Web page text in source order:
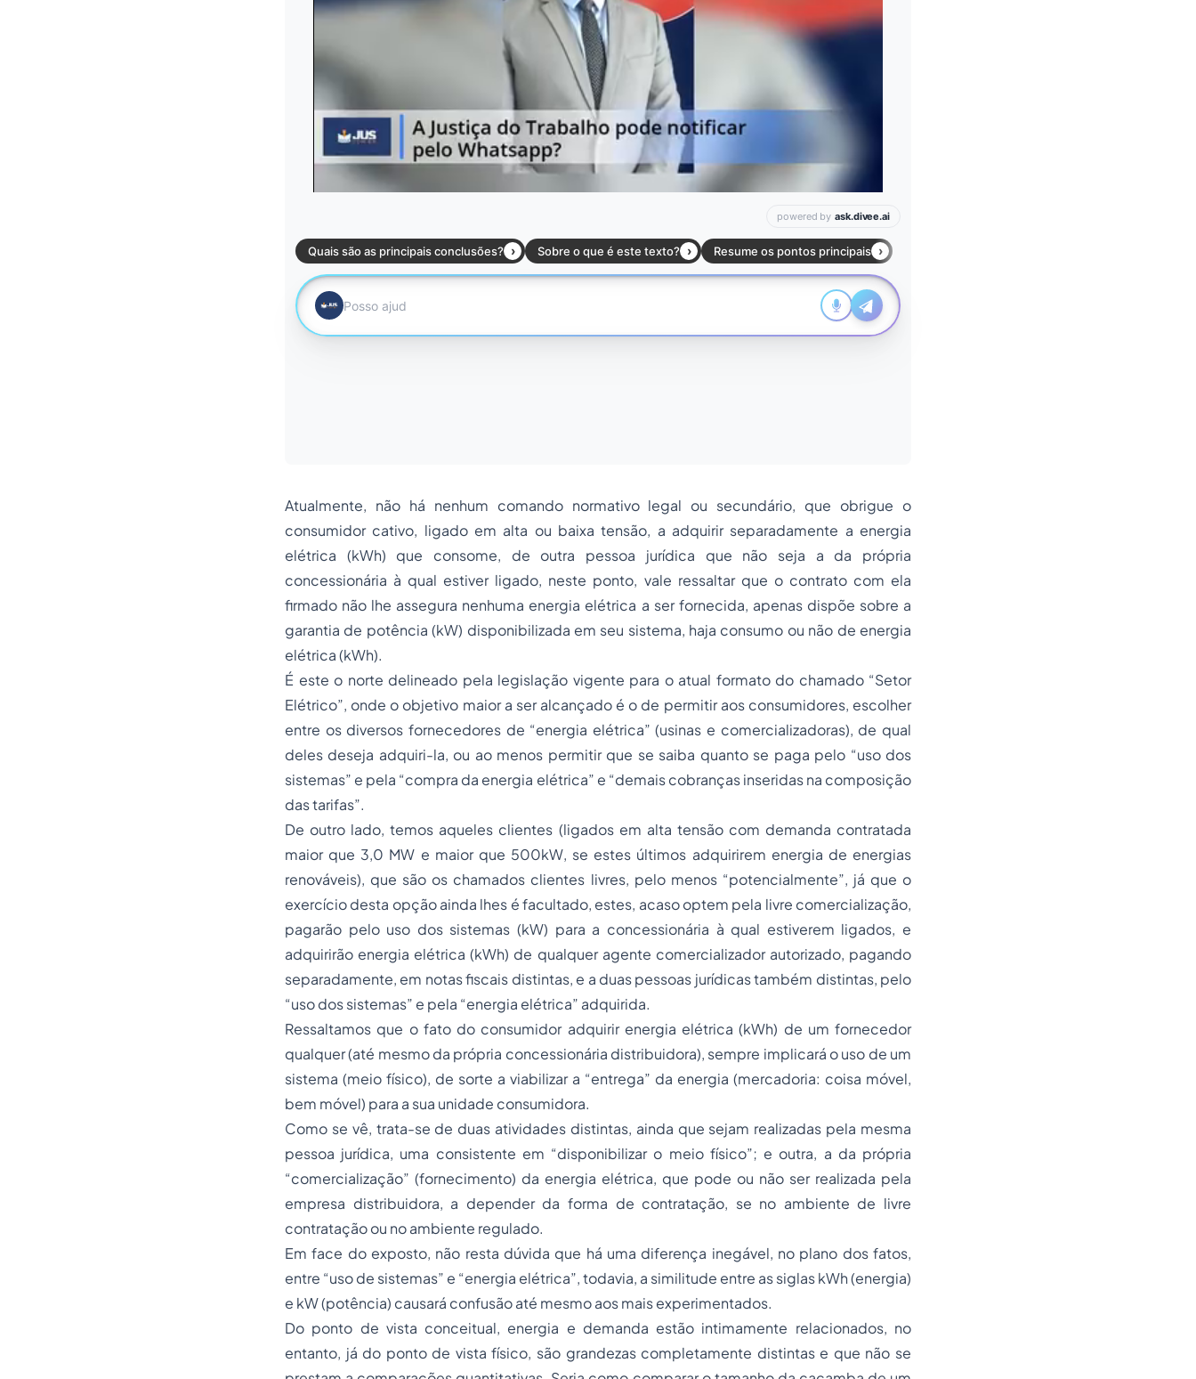
Atualmente, não há nenhum comando normativo legal ou secundário, que obrigue o
consumidor cativo, ligado em alta ou baixa tensão, a adquirir separadamente a energia
elétrica (kWh) que consome, de outra pessoa jurídica que não seja a da própria
concessionária à qual estiver ligado, neste ponto, vale ressaltar que o contrato com ela
firmado não lhe assegura nenhuma energia elétrica a ser fornecida, apenas dispõe sobre a
garantia de potência (kW) disponibilizada em seu sistema, haja consumo ou não de energia
elétrica (kWh).
É este o norte delineado pela legislação vigente para o atual formato do chamado “Setor
Elétrico”, onde o objetivo maior a ser alcançado é o de permitir aos consumidores, escolher
entre os diversos fornecedores de “energia elétrica” (usinas e comercializadoras), de qual
deles deseja adquiri-la, ou ao menos permitir que se saiba quanto se paga pelo “uso dos
sistemas” e pela “compra da energia elétrica” e “demais cobranças inseridas na composição
das tarifas”.
De outro lado, temos aqueles clientes (ligados em alta tensão com demanda contratada
maior que 3,0 MW e maior que 500kW, se estes últimos adquirirem energia de energias
renováveis), que são os chamados clientes livres, pelo menos “potencialmente”, já que o
exercício desta opção ainda lhes é facultado, estes, acaso optem pela livre comercialização,
pagarão pelo uso dos sistemas (kW) para a concessionária à qual estiverem ligados, e
adquirirão energia elétrica (kWh) de qualquer agente comercializador autorizado, pagando
separadamente, em notas fiscais distintas, e a duas pessoas jurídicas também distintas, pelo
“uso dos sistemas” e pela “energia elétrica” adquirida.
Ressaltamos que o fato do consumidor adquirir energia elétrica (kWh) de um fornecedor
qualquer (até mesmo da própria concessionária distribuidora), sempre implicará o uso de um
sistema (meio físico), de sorte a viabilizar a “entrega” da energia (mercadoria: coisa móvel,
bem móvel) para a sua unidade consumidora.
Como se vê, trata-se de duas atividades distintas, ainda que sejam realizadas pela mesma
pessoa jurídica, uma consistente em “disponibilizar o meio físico”; e outra, a da própria
“comercialização” (fornecimento) da energia elétrica, que pode ou não ser realizada pela
empresa distribuidora, a depender da forma de contratação, se no ambiente de livre
contratação ou no ambiente regulado.
Em face do exposto, não resta dúvida que há uma diferença inegável, no plano dos fatos,
entre “uso de sistemas” e “energia elétrica”, todavia, a similitude entre as siglas kWh (energia)
e kW (potência) causará confusão até mesmo aos mais experimentados.
Do ponto de vista conceitual, energia e demanda estão intimamente relacionados, no
entanto, já do ponto de vista físico, são grandezas completamente distintas e que não se